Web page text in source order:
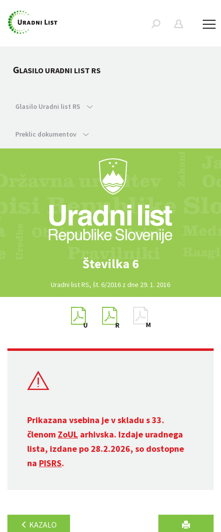
GLASILO URADNI LIST RS
Glasilo Uradni list RS
Preklic dokumentov
Številka 6
Uradni list RS, št. 6/2016 z dne 29. 1. 2016
Prikazana vsebina je v skladu s 33.
členom ZoUL arhivska. Izdaje uradnega
lista, izdane po 28.2.2026, so dostopne
na PISRS.
KAZALO